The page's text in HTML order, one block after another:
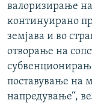
валоризирање
континуирано
земјава и во
отворање на
поставување на
напредување“,